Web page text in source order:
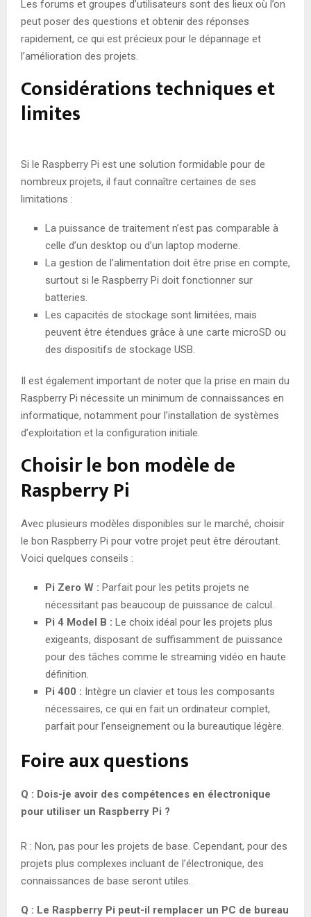
Les forums et groupes d’utilisateurs sont des lieux où l’on
peut poser des questions et obtenir des réponses
rapidement, ce qui est précieux pour le dépannage et
l’amélioration des projets.
Considérations techniques et
limites
Si le Raspberry Pi est une solution formidable pour de
nombreux projets, il faut connaître certaines de ses
limitations :
La puissance de traitement n’est pas comparable à
celle d’un desktop ou d’un laptop moderne.
La gestion de l’alimentation doit être prise en compte,
surtout si le Raspberry Pi doit fonctionner sur
batteries.
Les capacités de stockage sont limitées, mais
peuvent être étendues grâce à une carte microSD ou
des dispositifs de stockage USB.
Il est également important de noter que la prise en main du
Raspberry Pi nécessite un minimum de connaissances en
informatique, notamment pour l’installation de systèmes
d’exploitation et la configuration initiale.
Choisir le bon modèle de
Raspberry Pi
Avec plusieurs modèles disponibles sur le marché, choisir
le bon Raspberry Pi pour votre projet peut être déroutant.
Voici quelques conseils :
Pi Zero W : Parfait pour les petits projets ne
nécessitant pas beaucoup de puissance de calcul.
Pi 4 Model B : Le choix idéal pour les projets plus
exigeants, disposant de suffisamment de puissance
pour des tâches comme le streaming vidéo en haute
définition.
Pi 400 : Intègre un clavier et tous les composants
nécessaires, ce qui en fait un ordinateur complet,
parfait pour l’enseignement ou la bureautique légère.
Foire aux questions
Q : Dois-je avoir des compétences en électronique
pour utiliser un Raspberry Pi ?
R : Non, pas pour les projets de base. Cependant, pour des
projets plus complexes incluant de l’électronique, des
connaissances de base seront utiles.
Q : Le Raspberry Pi peut-il remplacer un PC de bureau